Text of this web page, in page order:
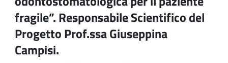
fragile”. Responsabile Scientifico del
Progetto Prof.ssa Giuseppina
Campisi.